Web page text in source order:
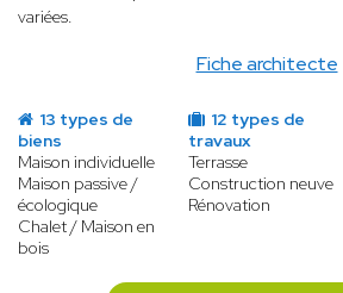
Fiche architecte
variées.
13 types de
biens
Maison individuelle
Maison passive /
écologique
Chalet / Maison en
bois
12 types de
travaux
Terrasse
Construction neuve
Rénovation